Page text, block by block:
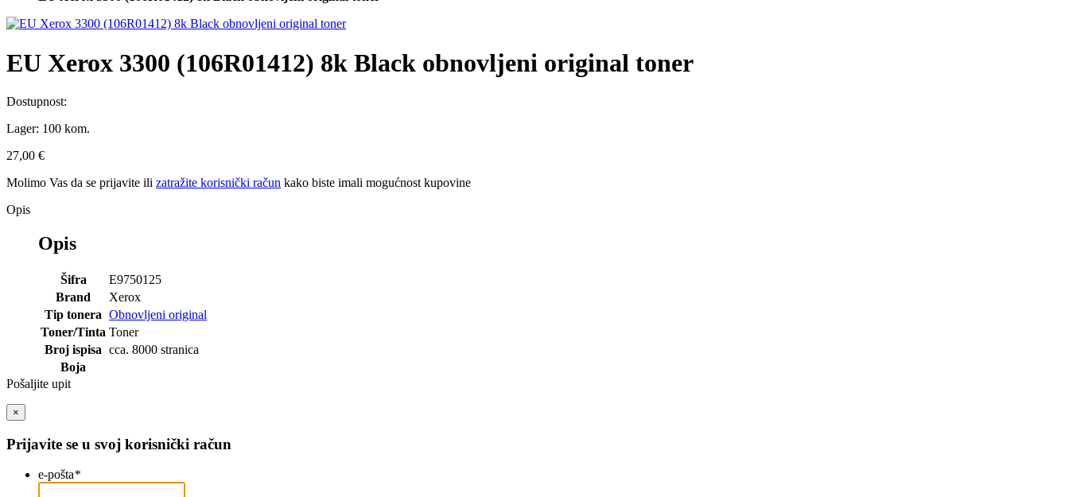
EU Xerox 3300 (106R01412) 8k Black obnovljeni original toner
Dostupnost:
Lager: 100 kom.
27,00 €
Molimo Vas da se prijavite ili zatražite korisnički račun kako biste imali mogućnost kupovine
Opis
Opis
Šifra
E9750125
Brand
Xerox
Tip tonera Obnovljeni original
Toner/Tinta Toner
Broj ispisa cca. 8000 stranica
Boja
Pošaljite upit
×
Prijavite se u svoj korisnički račun
e-pošta*